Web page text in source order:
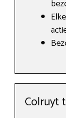
Colruyt